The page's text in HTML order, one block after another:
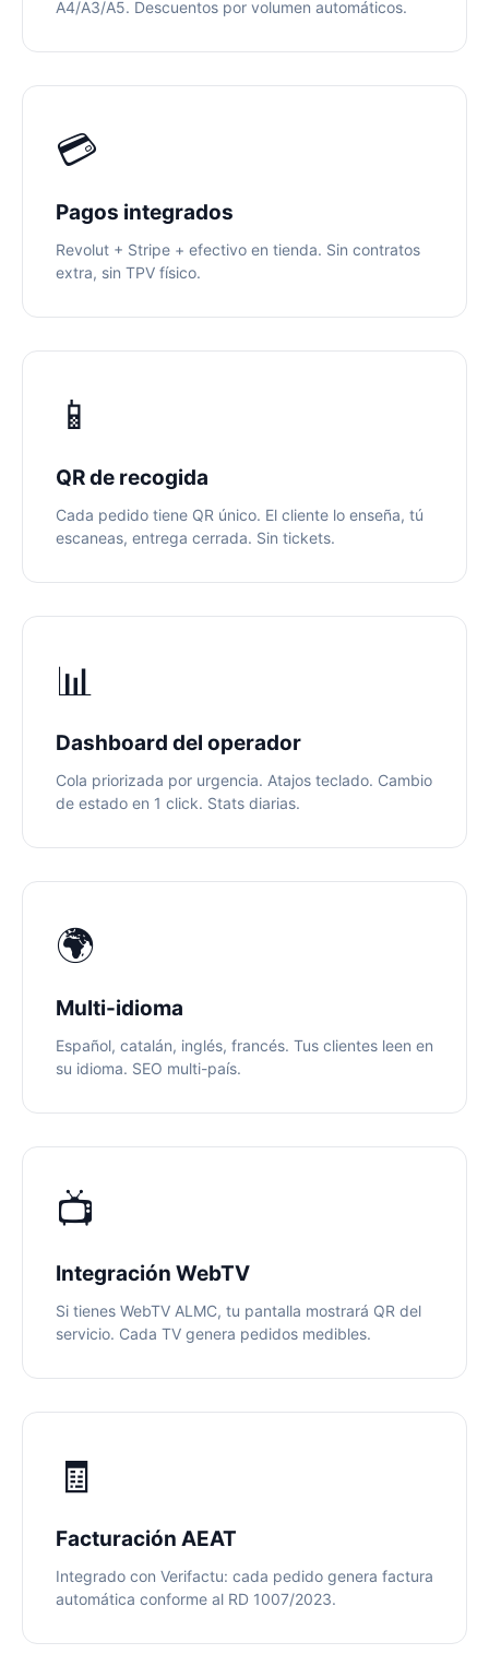
A4/A3/A5. Descuentos por volumen automáticos.
💳
Pagos integrados
Revolut + Stripe + efectivo en tienda. Sin contratos
extra, sin TPV físico.
📱
QR de recogida
Cada pedido tiene QR único. El cliente lo enseña, tú
escaneas, entrega cerrada. Sin tickets.
📊
Dashboard del operador
Cola priorizada por urgencia. Atajos teclado. Cambio
de estado en 1 click. Stats diarias.
🌍
Multi-idioma
Español, catalán, inglés, francés. Tus clientes leen en
su idioma. SEO multi-país.
📺
Integración WebTV
Si tienes WebTV ALMC, tu pantalla mostrará QR del
servicio. Cada TV genera pedidos medibles.
🧾
Facturación AEAT
Integrado con Verifactu: cada pedido genera factura
automática conforme al RD 1007/2023.